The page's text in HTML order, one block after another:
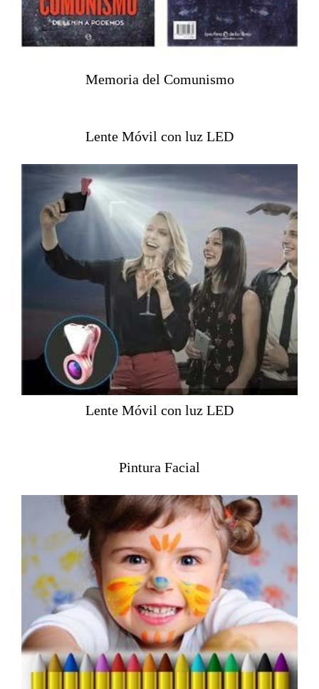
Memoria del Comunismo
Lente Móvil con luz LED
Lente Móvil con luz LED
Pintura Facial